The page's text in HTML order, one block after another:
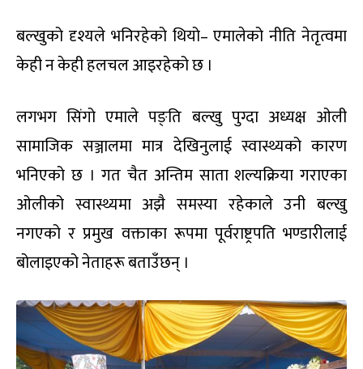
बल्खुको दृश्यले भनिरहेको थियो– एमालेको नीति नेतृत्वमा
केही न केही हलचल आइरहेको छ ।
लगभग सिंगो एमाले पङ्ति बल्खु पुग्दा अध्यक्ष ओली
सामाजिक सञ्जालमा मात्र देखिनुलाई स्वास्थ्यको कारण
भनिएको छ । गत चैत अन्तिम साता शल्यक्रिया गराएका
ओलीको स्वास्थ्यमा अझै समस्या रहेकाले उनी बल्खु
नगएको र प्रमुख वक्ताका रूपमा पूर्वराष्ट्रपति भण्डारीलाई
बोलाइएको नेताहरू बताउँछन् ।